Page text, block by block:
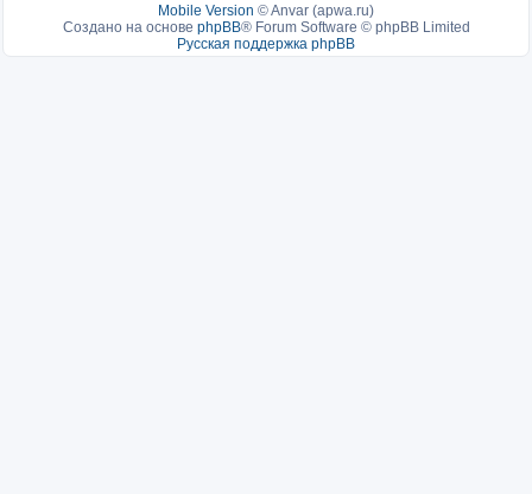
Mobile Version ©Anvar (apwa.ru)
Создано на основе phpBB® Forum Software © phpBB Limited
Русская поддержка phpBB